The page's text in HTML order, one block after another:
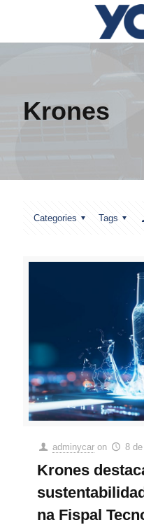
Krones
Categories Tags
adminycar on 8
Krones
na Fispal